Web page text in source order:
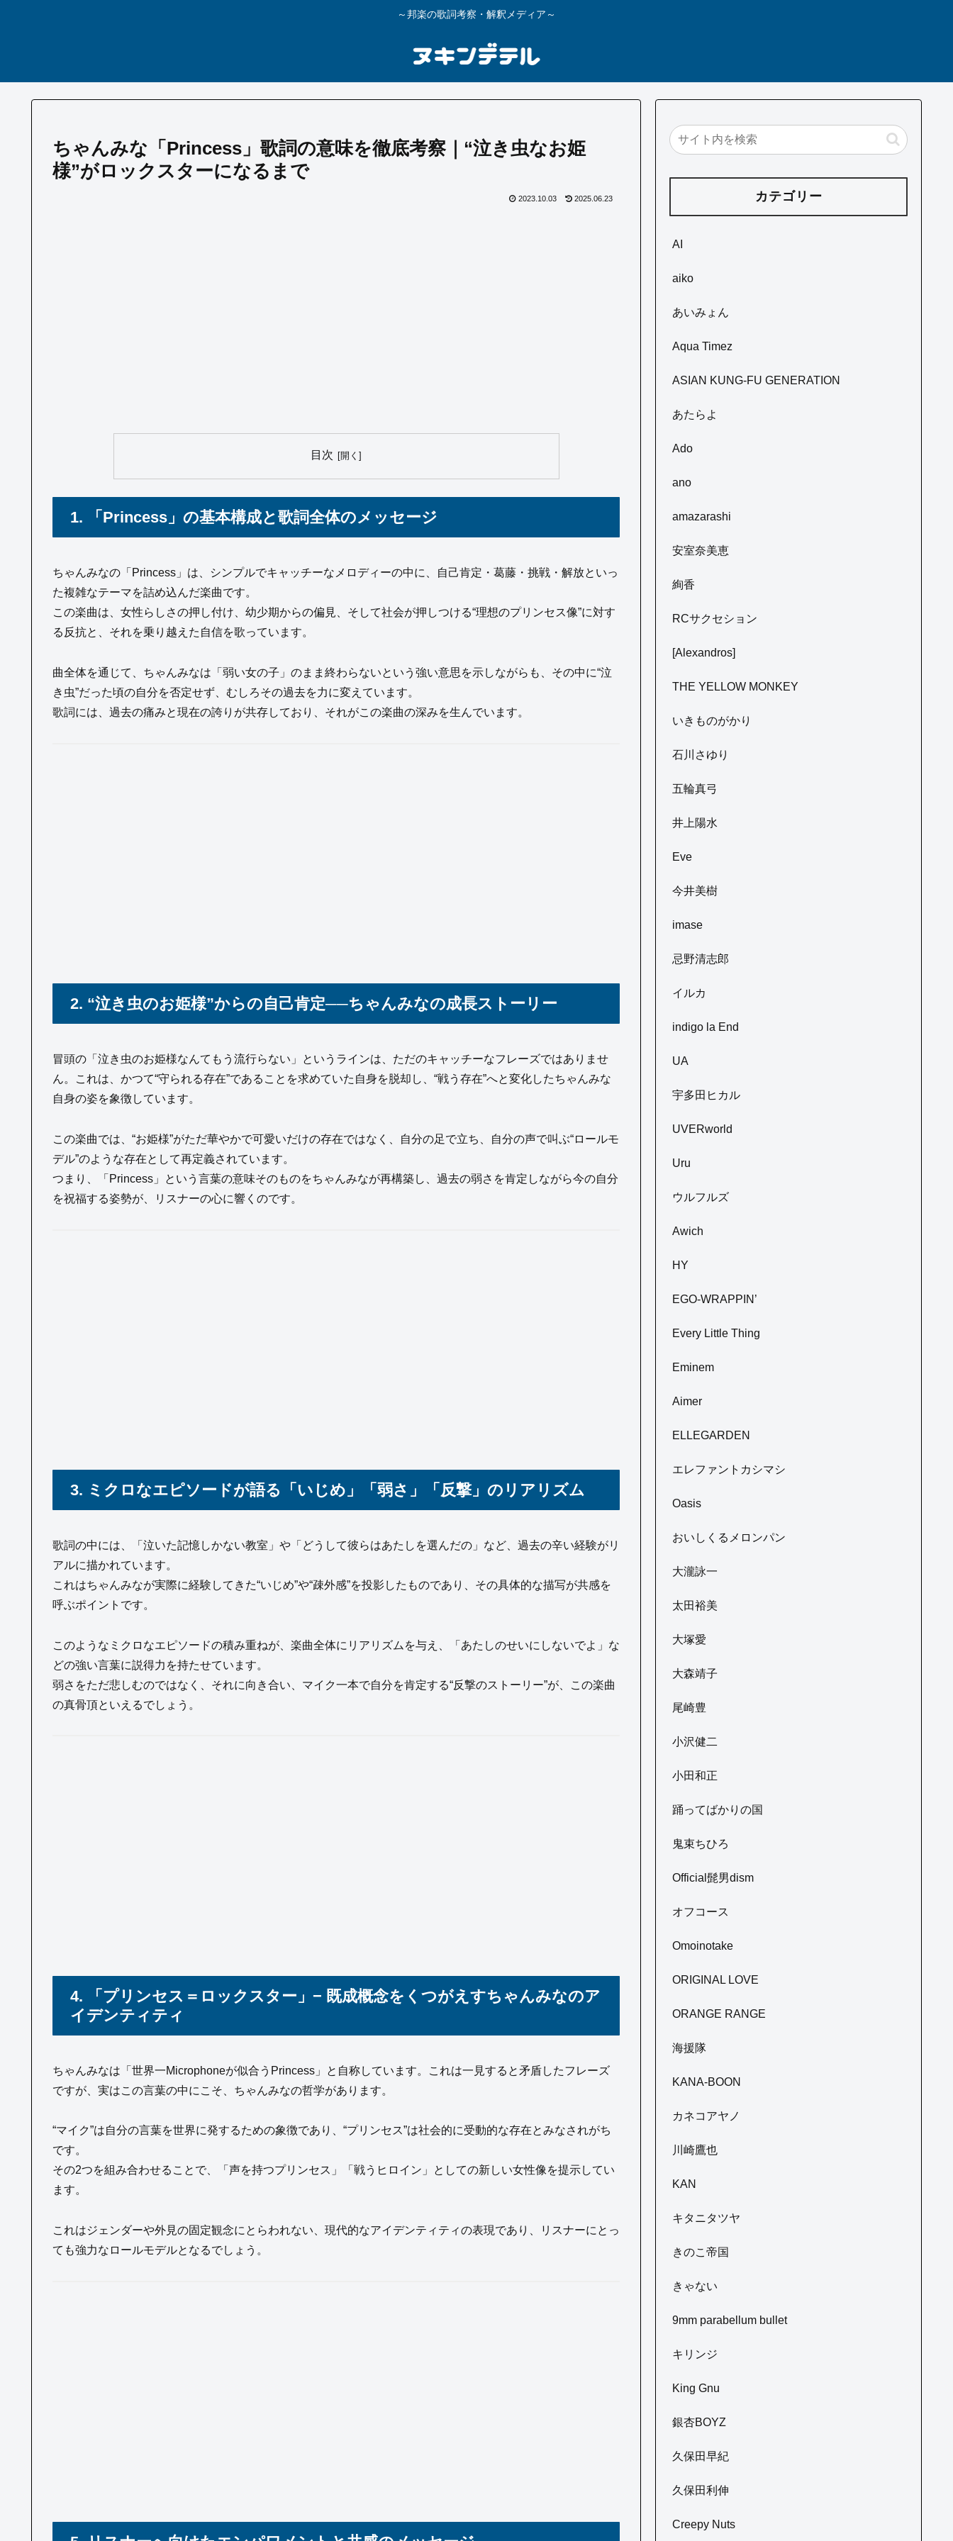
～邦楽の歌詞考察・解釈メディア～
ちゃんみな「Princess」歌詞の意味を徹底考察｜“泣き虫なお姫
様”がロックスターになるまで
2023.10.03 2025.06.23
目次
1. 「Princess」の基本構成と歌詞全体のメッセージ
ちゃんみなの「Princess」は、シンプルでキャッチーなメロディーの中に、自己肯定・葛藤・挑戦・解放といっ
た複雑なテーマを詰め込んだ楽曲です。
この楽曲は、女性らしさの押し付け、幼少期からの偏見、そして社会が押しつける“理想のプリンセス像”に対す
る反抗と、それを乗り越えた自信を歌っています。
曲全体を通じて、ちゃんみなは「弱い女の子」のまま終わらないという強い意思を示しながらも、その中に“泣
き虫”だった頃の自分を否定せず、むしろその過去を力に変えています。
歌詞には、過去の痛みと現在の誇りが共存しており、それがこの楽曲の深みを生んでいます。
2. “泣き虫のお姫様”からの自己肯定──ちゃんみなの成長ストーリー
冒頭の「泣き虫のお姫様なんてもう流行らない」というラインは、ただのキャッチーなフレーズではありませ
ん。これは、かつて“守られる存在”であることを求めていた自身を脱却し、“戦う存在”へと変化したちゃんみな
自身の姿を象徴しています。
この楽曲では、“お姫様”がただ華やかで可愛いだけの存在ではなく、自分の足で立ち、自分の声で叫ぶ“ロールモ
デル”のような存在として再定義されています。
つまり、「Princess」という言葉の意味そのものをちゃんみなが再構築し、過去の弱さを肯定しながら今の自分
を祝福する姿勢が、リスナーの心に響くのです。
3. ミクロなエピソードが語る「いじめ」「弱さ」「反撃」のリアリズム
歌詞の中には、「泣いた記憶しかない教室」や「どうして彼らはあたしを選んだの」など、過去の辛い経験がリ
アルに描かれています。
これはちゃんみなが実際に経験してきた“いじめ”や“疎外感”を投影したものであり、その具体的な描写が共感を
呼ぶポイントです。
このようなミクロなエピソードの積み重ねが、楽曲全体にリアリズムを与え、「あたしのせいにしないでよ」な
どの強い言葉に説得力を持たせています。
弱さをただ悲しむのではなく、それに向き合い、マイク一本で自分を肯定する“反撃のストーリー”が、この楽曲
の真骨頂といえるでしょう。
4. 「プリンセス＝ロックスター」− 既成概念をくつがえすちゃんみなのア
イデンティティ
ちゃんみなは「世界一Microphoneが似合うPrincess」と自称しています。これは一見すると矛盾したフレーズ
ですが、実はこの言葉の中にこそ、ちゃんみなの哲学があります。
“マイク”は自分の言葉を世界に発するための象徴であり、“プリンセス”は社会的に受動的な存在とみなされがち
です。
その2つを組み合わせることで、「声を持つプリンセス」「戦うヒロイン」としての新しい女性像を提示してい
ます。
これはジェンダーや外見の固定観念にとらわれない、現代的なアイデンティティの表現であり、リスナーにとっ
ても強力なロールモデルとなるでしょう。
カテゴリー
AI
aiko
あいみょん
Aqua Timez
ASIAN KUNG-FU GENERATION
あたらよ
Ado
ano
amazarashi
安室奈美恵
絢香
RCサクセション
[Alexandros]
THE YELLOW MONKEY
いきものがかり
石川さゆり
五輪真弓
井上陽水
Eve
今井美樹
imase
忌野清志郎
イルカ
indigo la End
UA
宇多田ヒカル
UVERworld
Uru
ウルフルズ
Awich
HY
EGO-WRAPPIN’
Every Little Thing
Eminem
Aimer
ELLEGARDEN
エレファントカシマシ
Oasis
おいしくるメロンパン
大瀧詠一
太田裕美
大塚愛
大森靖子
尾崎豊
小沢健二
小田和正
踊ってばかりの国
鬼束ちひろ
Official髭男dism
オフコース
Omoinotake
ORIGINAL LOVE
ORANGE RANGE
海援隊
KANA-BOON
カネコアヤノ
川崎鷹也
KAN
キタニタツヤ
きのこ帝国
きゃない
9mm parabellum bullet
キリンジ
King Gnu
銀杏BOYZ
久保田早紀
久保田利伸
Creepy Nuts